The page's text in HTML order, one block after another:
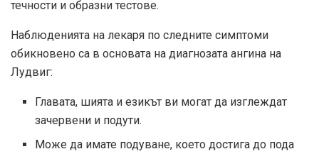
течности и образни тестове.
Наблюденията на лекаря по следните симптоми
обикновено са в основата на диагнозата ангина на
Лудвиг:
Главата, шията и езикът ви могат да изглеждат
зачервени и подути.
Може да имате подуване, което достига до пода